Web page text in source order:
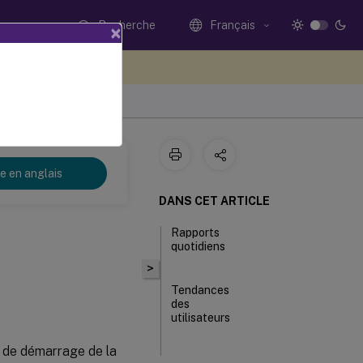
Recherche Français
en anglais
démarrage de la
>
DANS CET ARTICLE
Rapports
quotidiens
Tendances
des
utilisateurs
×